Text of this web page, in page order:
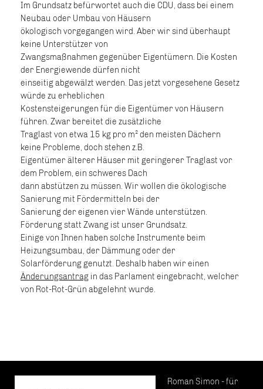
Im Grundsatz befürwortet auch die CDU, dass bei einem
Neubau oder Umbau von Häusern
ökologisch vorgegangen wird. Aber wir sind überhaupt
keine Unterstützer von
Zwangsmaßnahmen gegenüber Eigentümern. Die Kosten
der Energiewende dürfen nicht
einseitig abgewälzt werden. Das jetzt vorgesehene Gesetz
würde zu erheblichen
Kostensteigerungen für die Eigentümer von Häusern
führen. Zwar bereitet die zusätzliche
Traglast von etwa 15 kg pro m² den meisten Dächern
keine Probleme, doch stehen z.B.
Eigentümer älterer Häuser mit geringerer Traglast vor
dem Problem, ein schweres Dach
dann abstützen zu müssen. Wir wollen die ökologische
Sanierung mit Fördermitteln bei der
Sanierung der eigenen vier Wände unterstützen.
Förderung statt Zwang ist unser Grundsatz.
Einige von Ihnen haben solche Instrumente beim
Heizungsumbau, der Dämmung oder der
Solarförderung genutzt. Deshalb haben wir einen
Änderungsantrag in das Parlament eingebracht, welcher
von Rot-Rot-Grün abgelehnt wurde.
Roman Simon - für